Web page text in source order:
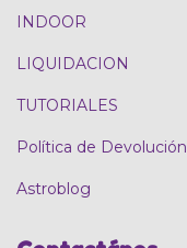
INDOOR
LIQUIDACION
TUTORIALES
Política de Devolución
Astroblog